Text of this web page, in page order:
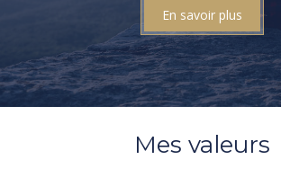
En savoir plus
Mes valeurs